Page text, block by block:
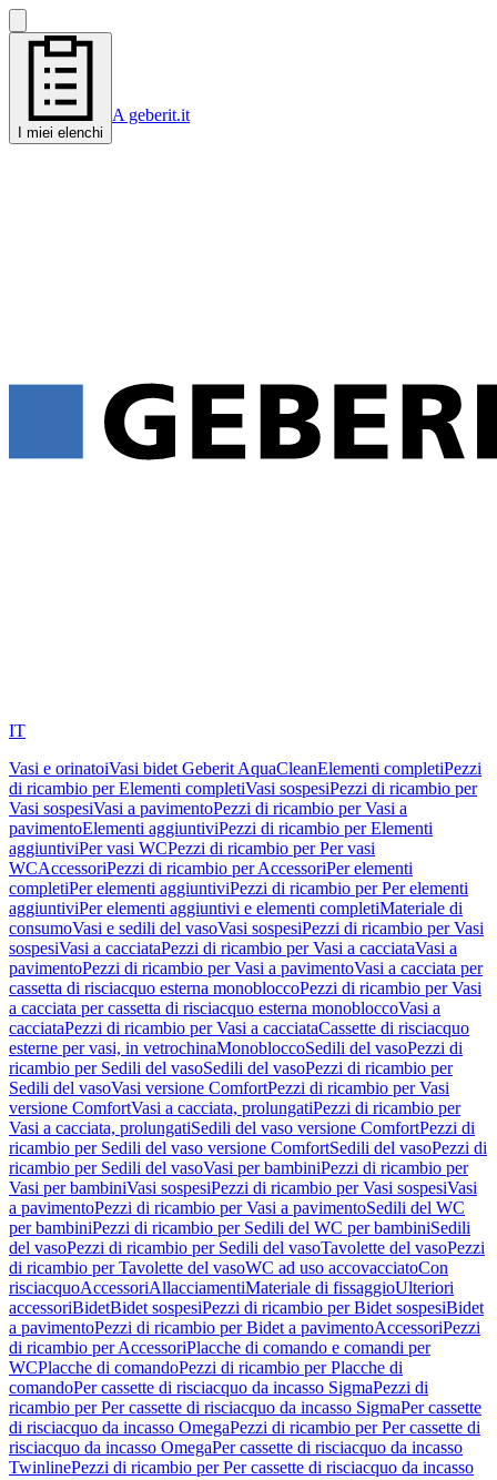
I miei elenchi
A geberit.it
IT
Vasi e orinatoiVasi bidet Geberit AquaCleanElementi completiPezzi
di ricambio per Elementi completiVasi sospesiPezzi di ricambio per
Vasi sospesiVasi a pavimentoPezzi di ricambio per Vasi a
pavimentoElementi aggiuntiviPezzi di ricambio per Elementi
aggiuntiviPer vasi WCPezzi di ricambio per Per vasi
WCAccessoriPezzi di ricambio per AccessoriPer elementi
completiPer elementi aggiuntiviPezzi di ricambio per Per elementi
aggiuntiviPer elementi aggiuntivi e elementi completiMateriale di
consumoVasi e sedili del vasoVasi sospesiPezzi di ricambio per Vasi
sospesiVasi a cacciataPezzi di ricambio per Vasi a cacciataVasi a
pavimentoPezzi di ricambio per Vasi a pavimentoVasi a cacciata per
cassetta di risciacquo esterna monobloccoPezzi di ricambio per Vasi
a cacciata per cassetta di risciacquo esterna monobloccoVasi a
cacciataPezzi di ricambio per Vasi a cacciataCassette di risciacquo
esterne per vasi, in vetrochinaMonobloccoSedili del vasoPezzi di
ricambio per Sedili del vasoSedili del vasoPezzi di ricambio per
Sedili del vasoVasi versione ComfortPezzi di ricambio per Vasi
versione ComfortVasi a cacciata, prolungatiPezzi di ricambio per
Vasi a cacciata, prolungatiSedili del vaso versione ComfortPezzi di
ricambio per Sedili del vaso versione ComfortSedili del vasoPezzi di
ricambio per Sedili del vasoVasi per bambiniPezzi di ricambio per
Vasi per bambiniVasi sospesiPezzi di ricambio per Vasi sospesiVasi
a pavimentoPezzi di ricambio per Vasi a pavimentoSedili del WC
per bambiniPezzi di ricambio per Sedili del WC per bambiniSedili
del vasoPezzi di ricambio per Sedili del vasoTavolette del vasoPezzi
di ricambio per Tavolette del vasoWC ad uso accovacciatoCon
risciacquoAccessoriAllacciamentiMateriale di fissaggioUlteriori
accessoriBidetBidet sospesiPezzi di ricambio per Bidet sospesiBidet
a pavimentoPezzi di ricambio per Bidet a pavimentoAccessoriPezzi
di ricambio per AccessoriPlacche di comando e comandi per
WCPlacche di comandoPezzi di ricambio per Placche di
comandoPer cassette di risciacquo da incasso SigmaPezzi di
ricambio per Per cassette di risciacquo da incasso SigmaPer cassette
di risciacquo da incasso OmegaPezzi di ricambio per Per cassette di
risciacquo da incasso OmegaPer cassette di risciacquo da incasso
TwinlinePezzi di ricambio per Per cassette di risciacquo da incasso